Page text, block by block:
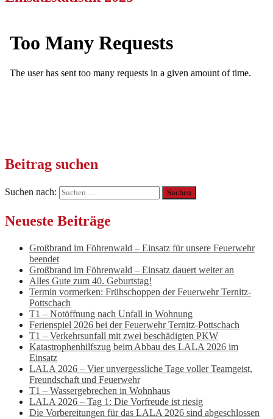
Beitrag suchen
Suchen nach:
Neueste Beiträge
Großbrand im Föhrenwald – Einsatz für unsere Feuerwehr
beendet
Großbrand im Föhrenwald – Einsatz dauert weiter an
Alles Gute zum 40. Geburtstag!
Termin vormerken: Frühschoppen der Feuerwehr Ternitz-
Pottschach
T1 – Notöffnung nach Unfall in Wohnung
Ferienspiel 2026 bei der Feuerwehr Ternitz-Pottschach
T1 – Verkehrsunfall mit zwei beschädigten PKW
Katastrophenhilfszug beim Abbau des LALA 2026 im
Einsatz
LALA 2026 – Vier unvergessliche Tage voller Teamgeist,
Freundschaft und Feuerwehr
T1 – Wassergebrechen in Wohnhaus
LALA 2026 – Tag 1: Die Vorfreude ist riesig
Die Vorbereitungen für das LALA 2026 sind abgeschlossen